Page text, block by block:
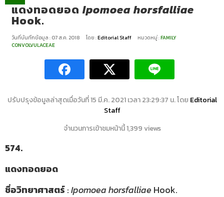
แดงทอดยอดIpomoea horsfalliae
Hook.
วันที่บันทึกข้อมูล : 07 ส.ค. 2018 โดย :Editorial Staff หมวดหมู่ :FAMILY
CONVOLVULACEAE
ปรับปรุงข้อมูลล่าสุดเมื่อวันที่ 15 มี.ค. 2021 เวลา 23:29:37 น. โดย Editorial
Staff
จำนวนการเข้าชมหน้านี้ 1,399 views
574.
แดงทอดยอด
ชื่อวิทยาศาสตร์:Ipomoea horsfalliae Hook.